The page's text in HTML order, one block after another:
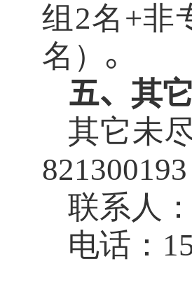
组 2名 +非
名） 。
五、 其
其它未
821300193
联系人
电话：